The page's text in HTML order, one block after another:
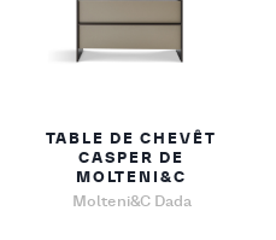
TABLE DE CHEVÊT
CASPER DE
MOLTENI&C
Molteni&C Dada